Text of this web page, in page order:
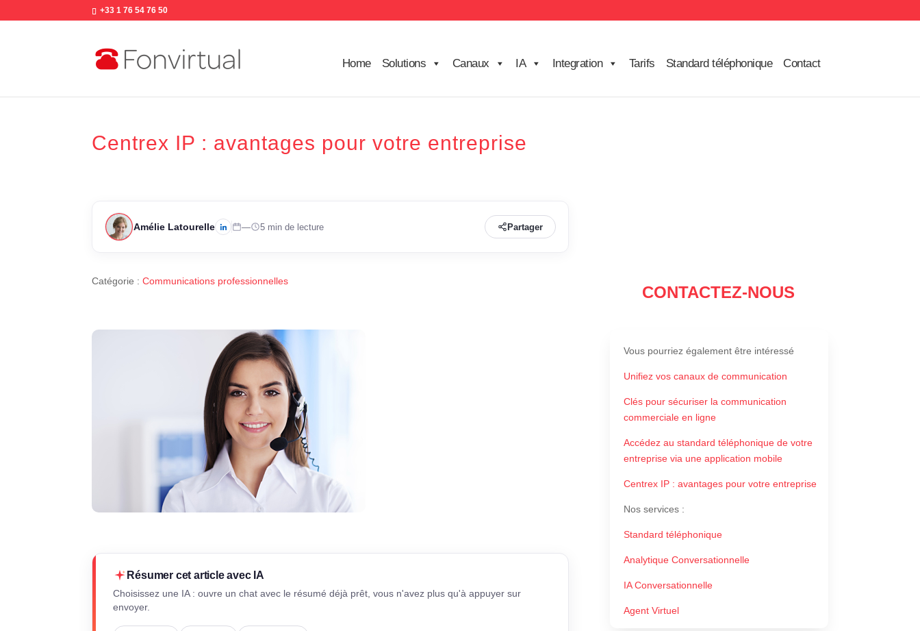
+33 1 76 54 76 50
Home Solutions Canaux IA Integration Tarifs Standard téléphonique Contact
Centrex IP : avantages pour votre entreprise
Amélie Latourelle — 5 min de lecture Partager
Catégorie :Communications professionnelles
Résumer cet article avec IA
Choisissez une IA : ouvre un chat avec le résumé déjà prêt, vous n'avez plus qu'à appuyer sur
envoyer.
CONTACTEZ-NOUS
Vous pourriez également être intéressé
Unifiez vos canaux de communication
Clés pour sécuriser la communication
commerciale en ligne
Accédez au standard téléphonique de votre
entreprise via une application mobile
Centrex IP : avantages pour votre entreprise
Nos services :
Standard téléphonique
Analytique Conversationnelle
IA Conversationnelle
Agent Virtuel